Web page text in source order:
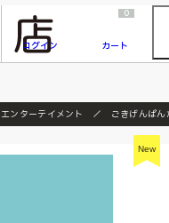
『ONE PIECE magazine 021 ONE PIECEカード付き同梱版』発売延期のご案内
ログイン
0
カート
エンターテイメント ごきげんぱん
New